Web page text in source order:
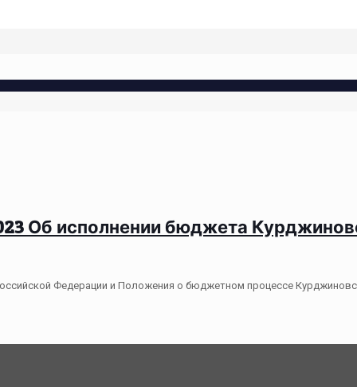
Об исполнении бюджета
Федерации и Положения о бюджетном процессе